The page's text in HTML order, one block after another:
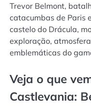
Trevor Belmont,
catacumbas de Paris
castelo do Drácula,
exploração,
emblemáticas do
Veja o que
Castlevania: